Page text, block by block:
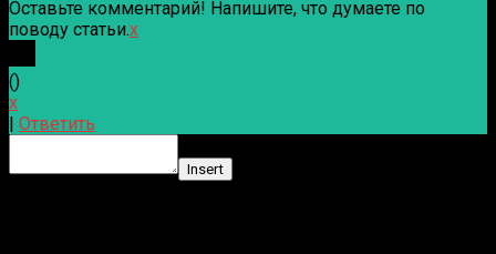
Оставьте комментарий! Напишите, что думаете по
поводу статьи.x
()
x
Ответить
Insert